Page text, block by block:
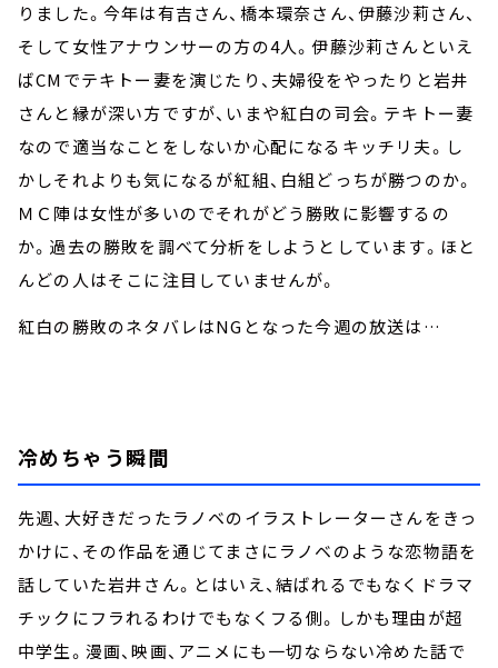
りました。今年は有吉さん、橋本環奈さん、伊藤沙莉さん、
そして女性アナウンサーの方の4人。伊藤沙莉さんといえ
ばCMでテキトー妻を演じたり、夫婦役をやったりと岩井
さんと縁が深い方ですが、いまや紅白の司会。テキトー妻
なので適当なことをしないか心配になるキッチリ夫。し
かしそれよりも気になるが紅組、白組どっちが勝つのか。
ＭＣ陣は女性が多いのでそれがどう勝敗に影響するの
か。過去の勝敗を調べて分析をしようとしています。ほと
んどの人はそこに注目していませんが。
紅白の勝敗のネタバレはNGとなった今週の放送は…
冷めちゃう瞬間
先週、大好きだったラノベのイラストレーターさんをきっ
かけに、その作品を通じてまさにラノベのような恋物語を
話していた岩井さん。とはいえ、結ばれるでもなくドラマ
チックにフラれるわけでもなくフる側。しかも理由が超
中学生。漫画、映画、アニメにも一切ならない冷めた話で